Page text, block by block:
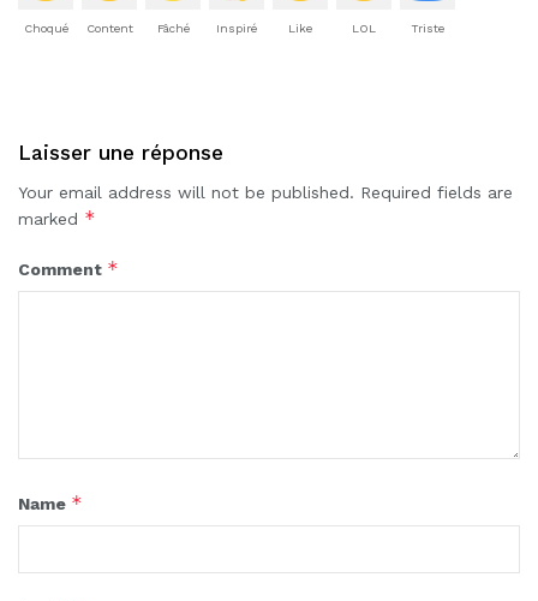
Choqué Content Fâché Inspiré Like LOL Triste
Laisser une réponse
Your email address will not be published. Required fields are
marked *
Comment *
Name *